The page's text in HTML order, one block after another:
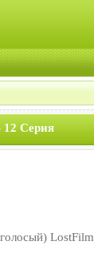
12 Серия
LostFilm